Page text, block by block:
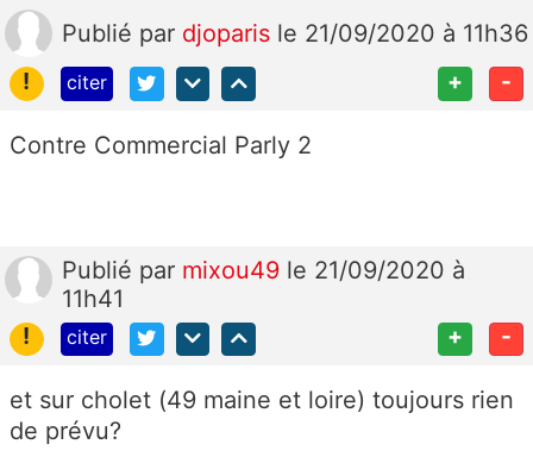
Publié par djoparis le 21/09/2020 à 11h36
!
citer + -
Contre Commercial Parly 2
Publié par mixou49 le 21/09/2020 à
11h41
!
citer + -
et sur cholet (49 maine et loire) toujours rien
de prévu?